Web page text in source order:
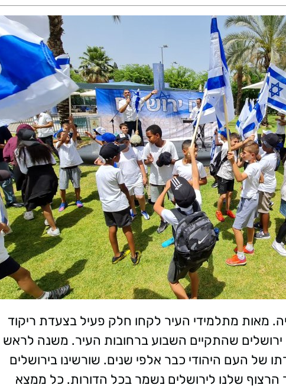
מאות מתלמידי העיר לקחו חלק פעיל בצעדת ריקוד
שהתקיים השבוע ברחובות העיר. משנה לראש
של העם היהודי כבר אלפי שנים. שורשינו בירושלים
שלנו לירושלים נשמר בכל הדורות. כל ממצא